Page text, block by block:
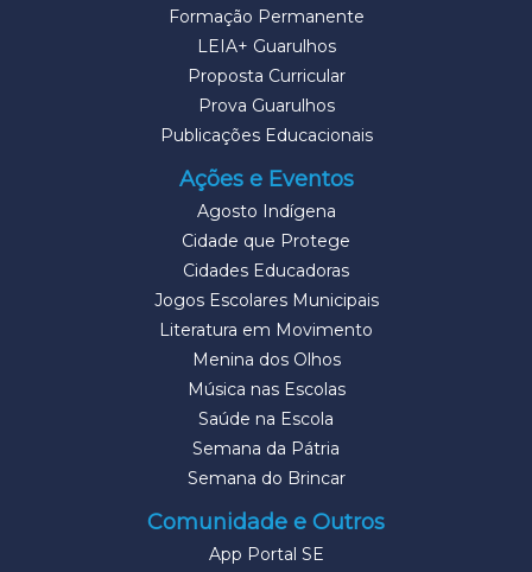
Formação Permanente
LEIA+ Guarulhos
Proposta Curricular
Prova Guarulhos
Publicações Educacionais
Ações e Eventos
Agosto Indígena
Cidade que Protege
Cidades Educadoras
Jogos Escolares Municipais
Literatura em Movimento
Menina dos Olhos
Música nas Escolas
Saúde na Escola
Semana da Pátria
Semana do Brincar
Comunidade e Outros
App Portal SE